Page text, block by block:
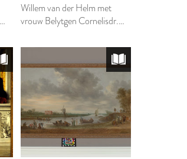
Willem van der Helm met
vrouw Belytgen Cornelisdr.
Leendert